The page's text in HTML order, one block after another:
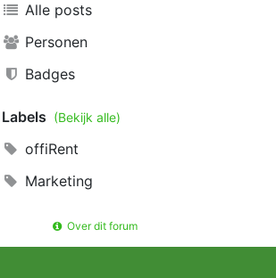
Alle posts
Personen
Badges
Labels (Bekijk alle)
offiRent
Marketing
Over dit forum